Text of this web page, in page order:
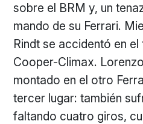
sobre el BRM y, un
mando de su Ferrari.
Rindt se accidentó en
Cooper-Climax.
montado en el otro
tercer lugar: también
faltando cuatro giros,